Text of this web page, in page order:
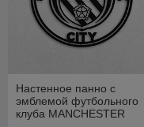
Настенное панно с
эмблемой футбольного
клуба MANCHESTER